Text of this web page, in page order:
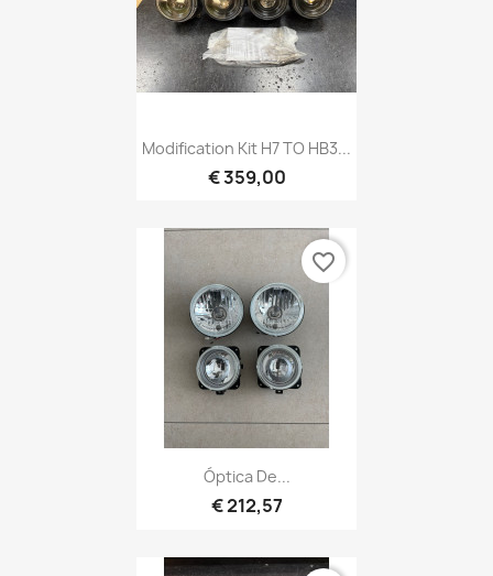
Modification Kit H7 TO HB3...
€ 359,00
Óptica De...
€ 212,57
favorite_border